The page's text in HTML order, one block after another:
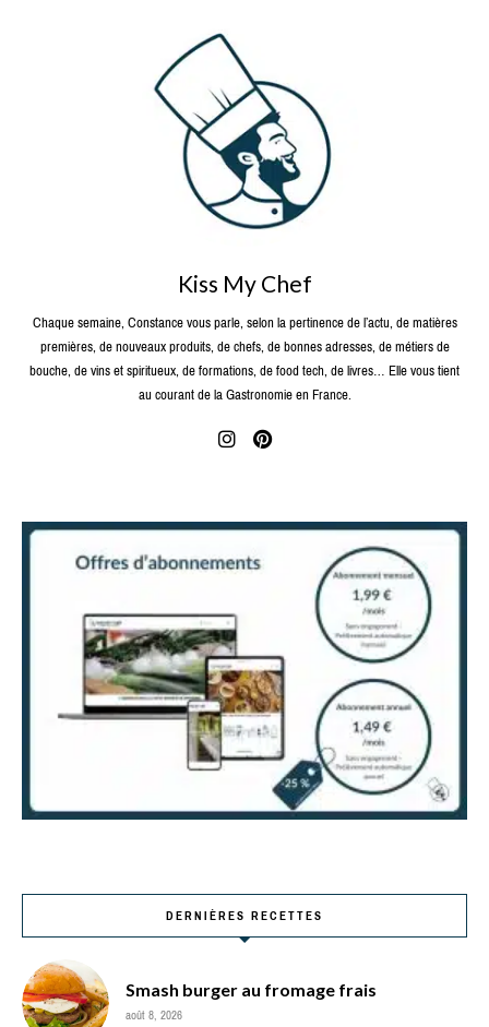
Kiss My Chef
Chaque semaine, Constance vous parle, selon la pertinence de l’actu, de matières
premières, de nouveaux produits, de chefs, de bonnes adresses, de métiers de
bouche, de vins et spiritueux, de formations, de food tech, de livres… Elle vous tient
au courant de la Gastronomie en France.
DERNIÈRES RECETTES
Smash burger au fromage frais
août 8, 2026